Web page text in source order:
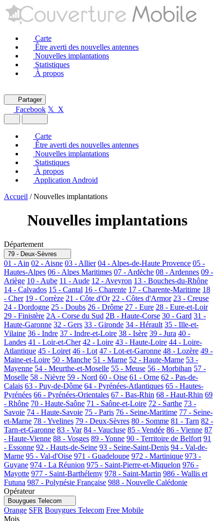
Carte
Être averti des nouvelles antennes
Nouvelles implantations
Statistiques
À propos
Partager
Facebook 𝕏 X
Carte
Être averti des nouvelles antennes
Nouvelles implantations
Statistiques
À propos
Application Android
Accueil / Nouvelles implantations
Nouvelles implantations
Département
79 - Deux-Sèvres
01 - Ain 02 - Aisne 03 - Allier 04 - Alpes-de-Haute Provence 05 -
Hautes-Alpes 06 - Alpes Maritimes 07 - Ardèche 08 - Ardennes 09 -
Ariège 10 - Aube 11 - Aude 12 - Aveyron 13 - Bouches-du-Rhône
14 - Calvados 15 - Cantal 16 - Charente 17 - Charente-Maritime 18
- Cher 19 - Corrèze 21 - Côte d'Or 22 - Côtes d'Armor 23 - Creuse
24 - Dordogne 25 - Doubs 26 - Drôme 27 - Eure 28 - Eure-et-Loir
29 - Finistère 2A - Corse du Sud 2B - Haute-Corse 30 - Gard 31 -
Haute-Garonne 32 - Gers 33 - Gironde 34 - Hérault 35 - Ille-et-
Vilaine 36 - Indre 37 - Indre-et-Loire 38 - Isère 39 - Jura 40 -
Landes 41 - Loir-et-Cher 42 - Loire 43 - Haute-Loire 44 - Loire-
Atlantique 45 - Loiret 46 - Lot 47 - Lot-et-Garonne 48 - Lozère 49 -
Maine-et-Loire 50 - Manche 51 - Marne 52 - Haute-Marne 53 -
Mayenne 54 - Meurthe-et-Moselle 55 - Meuse 56 - Morbihan 57 -
Moselle 58 - Nièvre 59 - Nord 60 - Oise 61 - Orne 62 - Pas-de-
Calais 63 - Puy-de-Dôme 64 - Pyrénées-Atlantiques 65 - Hautes-
Pyrénées 66 - Pyrénées-Orientales 67 - Bas-Rhin 68 - Haut-Rhin 69
- Rhône 70 - Haute-Saône 71 - Saône-et-Loire 72 - Sarthe 73 -
Savoie 74 - Haute-Savoie 75 - Paris 76 - Seine-Maritime 77 - Seine-
et-Marne 78 - Yvelines 79 - Deux-Sèvres 80 - Somme 81 - Tarn 82 -
Tarn-et-Garonne 83 - Var 84 - Vaucluse 85 - Vendée 86 - Vienne 87
- Haute-Vienne 88 - Vosges 89 - Yonne 90 - Territoire de Belfort 91
- Essonne 92 - Hauts-de-Seine 93 - Seine-Saint-Denis 94 - Val-de-
Marne 95 - Val-d'Oise 971 - Guadeloupe 972 - Martinique 973 -
Guyane 974 - La Réunion 975 - Saint-Pierre-et-Miquelon 976 -
Mayotte 977 - Saint-Barthélemy 978 - Saint-Martin 986 - Wallis et
Futuna 987 - Polynésie Française 988 - Nouvelle Calédonie
Opérateur
Bouygues Telecom
Orange SFR Bouygues Telecom Free Mobile
Mois